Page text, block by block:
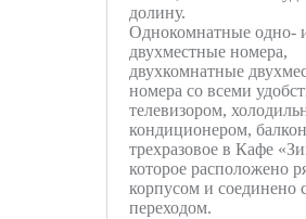
долину.
Однокомнатные одно-
двухместные номера,
двухкомнатные
номера со всеми
телевизором,
кондиционером,
трехразовое в Кафе
которое расположено
корпусом и соединено
переходом.